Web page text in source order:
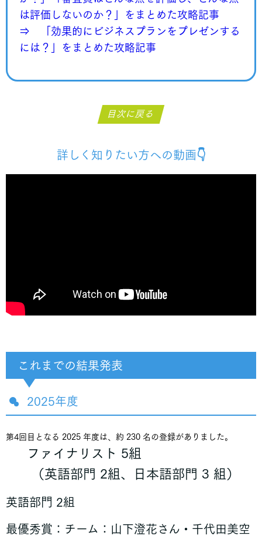
は評価しないのか？」をまとめた攻略記事
⇒ 「効果的にビジネスプランをプレゼンする
には？」をまとめた攻略記事
目次に戻る
詳しく知りたい方への動画👇
これまでの結果発表
2025年度
第4回目となる 2025 年度は、約 230 名の登録がありました。
ファイナリスト 5組
（英語部門 2組、日本語部門 3 組）
英語部門 2組
最優秀賞：チーム：山下澄花さん・千代田美空